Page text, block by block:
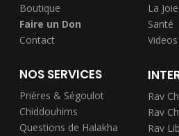
Boutique
Faire un Don
Contact
La Joie
Santé
NOS SERVICES
Prières & Ségoulot
Chiddouhims
Questions de Halakha
Rav
Rav
Rav